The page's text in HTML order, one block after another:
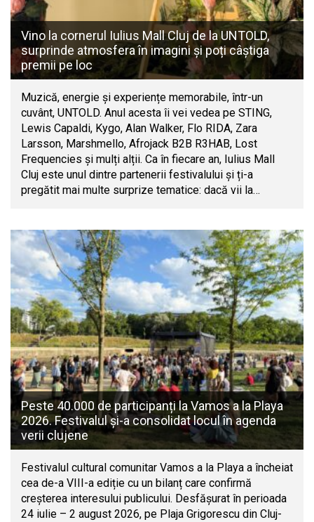
Vino la cornerul Iulius Mall Cluj de la UNTOLD,
surprinde atmosfera în imagini și poți câștiga
premii pe loc
Muzică, energie și experiențe memorabile, într-un
cuvânt, UNTOLD. Anul acesta îi vei vedea pe STING,
Lewis Capaldi, Kygo, Alan Walker, Flo RIDA, Zara
Larsson, Marshmello, Afrojack B2B R3HAB, Lost
Frequencies și mulți alții. Ca în fiecare an, Iulius Mall
Cluj este unul dintre partenerii festivalului și ți-a
pregătit mai multe surprize tematice: dacă vii la…
Peste 40.000 de participanți la Vamos a la Playa
2026. Festivalul și-a consolidat locul în agenda
verii clujene
Festivalul cultural comunitar Vamos a la Playa a încheiat
cea de-a VIII-a ediție cu un bilanț care confirmă
creșterea interesului publicului. Desfășurat în perioada
24 iulie – 2 august 2026, pe Plaja Grigorescu din Cluj-